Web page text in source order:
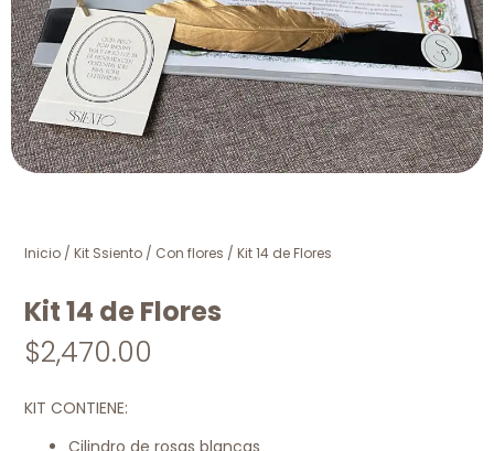
Inicio /Kit Ssiento / Con flores / Kit 14 de Flores
Kit 14 de Flores
$2,470.00
KIT CONTIENE: